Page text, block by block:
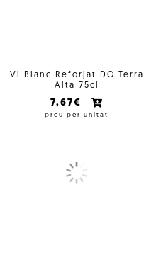
Vi Blanc Reforjat DO Terra
Alta 75cl
7,67€
preu per unitat